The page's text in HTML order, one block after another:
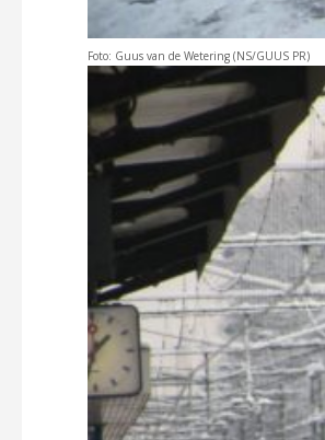
Foto: Guus van de Wetering (NS/GUUS PR)